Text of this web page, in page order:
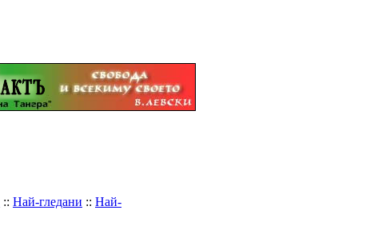
:: Най-гледани :: Най-